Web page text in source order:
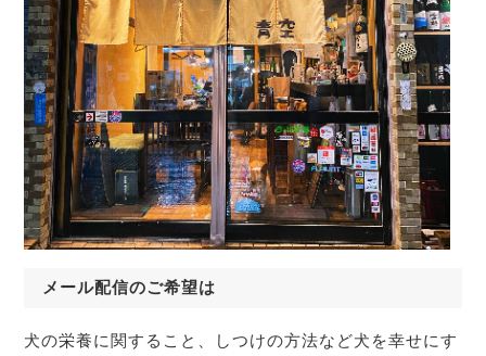
メール配信のご希望は
犬の栄養に関すること、しつけの方法など犬を幸せにす